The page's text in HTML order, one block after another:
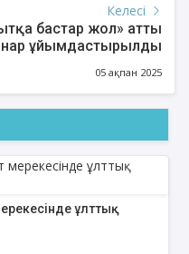
Келесі
ұйымдастырылды
05 ақпан 2025
ұлттық